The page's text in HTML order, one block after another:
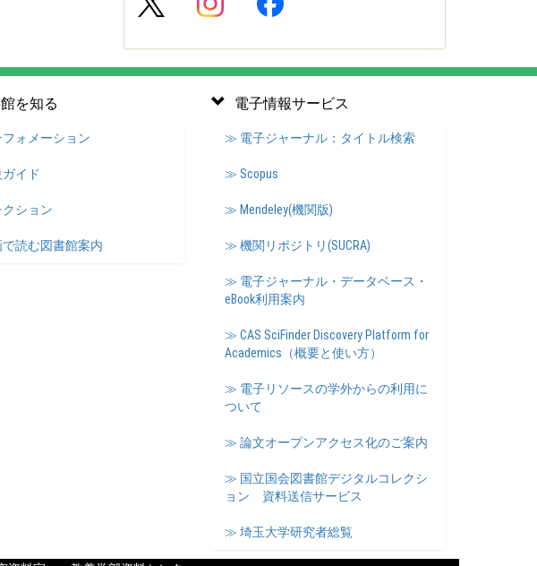
を知る
ォメーション
イド
ション
読む図書館案内
電子情報サービス
≫ 電子ジャーナル：タイトル検索
≫ Scopus
≫ Mendeley(機関版)
≫ 機関リポジトリ(SUCRA)
≫ 電子ジャーナル・データベース・
eBook利用案内
≫ CAS SciFinder Discovery Platform for
Academics（概要と使い方）
≫ 電子リソースの学外からの利用に
ついて
≫ 論文オープンアクセス化のご案内
≫ 国立国会図書館デジタルコレクシ
ョン 資料送信サービス
≫ 埼玉大学研究者総覧